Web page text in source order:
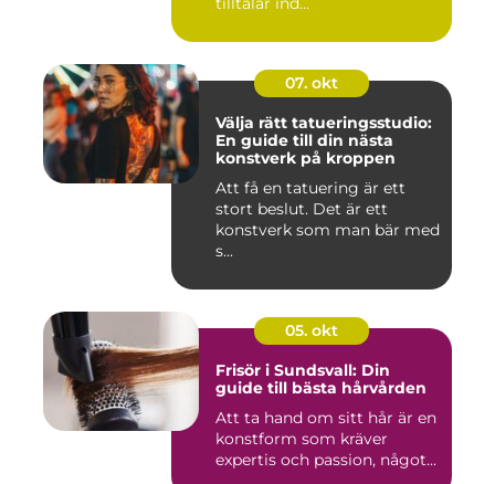
07. okt
Välja rätt tatueringsstudio:
En guide till din nästa
konstverk på kroppen
Att få en tatuering är ett
stort beslut. Det är ett
konstverk som man bär med
s...
05. okt
Frisör i Sundsvall: Din
guide till bästa hårvården
Att ta hand om sitt hår är en
konstform som kräver
expertis och passion, något...